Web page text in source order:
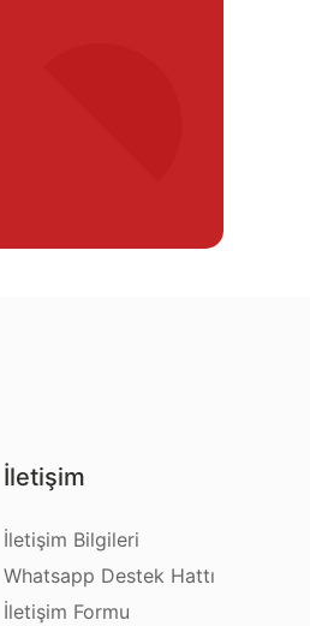
İletişim
İletişim Bilgileri
Whatsapp Destek Hattı
İletişim Formu